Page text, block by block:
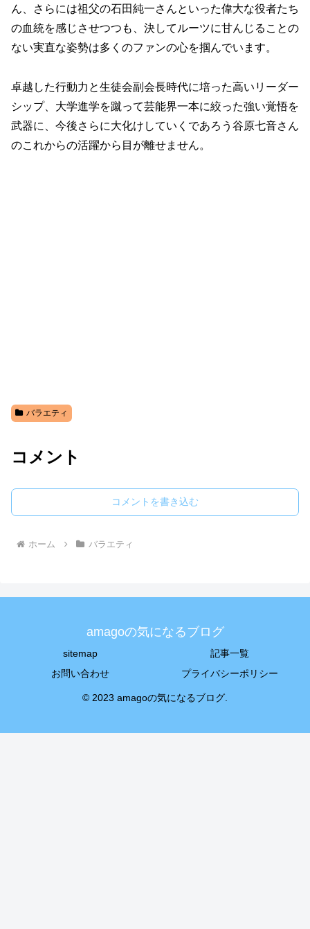
ん、さらには祖父の石田純一さんといった偉大な役者たち
の血統を感じさせつつも、決してルーツに甘んじることの
ない実直な姿勢は多くのファンの心を掴んでいます。
卓越した行動力と生徒会副会長時代に培った高いリーダー
シップ、大学進学を蹴って芸能界一本に絞った強い覚悟を
武器に、今後さらに大化けしていくであろう谷原七音さん
のこれからの活躍から目が離せません。
バラエティ
コメント
コメントを書き込む
ホーム バラエティ
amagoの気になるブログ
sitemap
記事一覧
お問い合わせ
プライバシーポリシー
© 2023 amagoの気になるブログ.